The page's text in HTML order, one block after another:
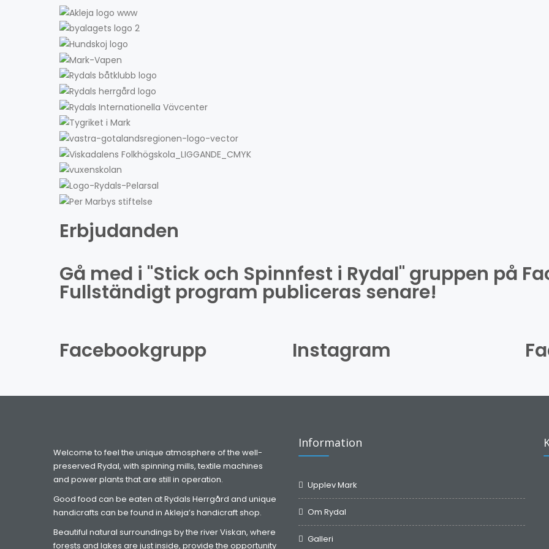
Erbjudanden
Gå med i "Stick och Spinnfest i Rydal" gruppen på
Fullständigt program publiceras senare!
Facebookgrupp Instagram
Welcome to feel the unique atmosphere of the well-
preserved Rydal, with spinning mills, textile machines
and power plants that are still in operation.
Good food can be eaten at Rydals Herrgård and unique
handicrafts can be found in Akleja’s handicraft shop.
Beautiful natural surroundings by the river Viskan, where
forests and lakes are just inside, provide the opportunity
Information
Upplev Mark
Om Rydal
Galleri